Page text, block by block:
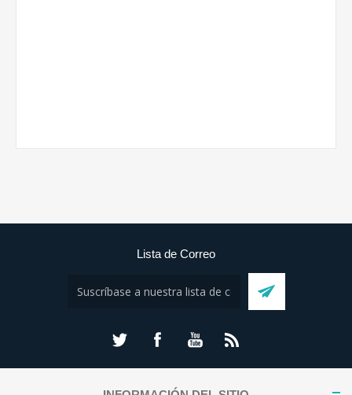
Lista de Correo